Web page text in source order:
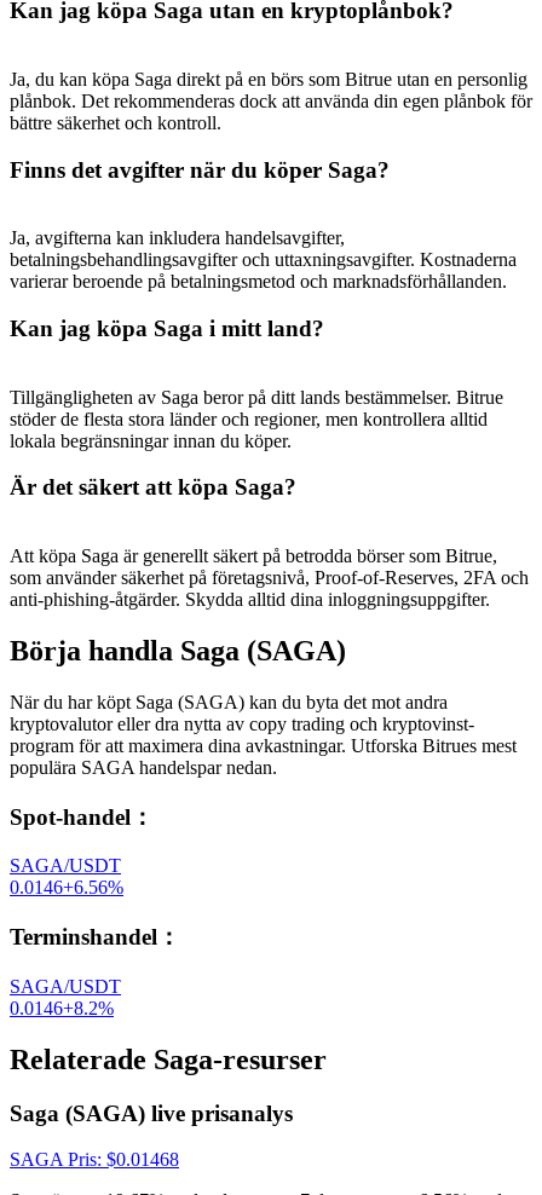
Kan jag köpa Saga utan en kryptoplånbok?
Ja, du kan köpa Saga direkt på en börs som Bitrue utan en personlig
plånbok. Det rekommenderas dock att använda din egen plånbok för
bättre säkerhet och kontroll.
Finns det avgifter när du köper Saga?
Ja, avgifterna kan inkludera handelsavgifter,
betalningsbehandlingsavgifter och uttaxningsavgifter. Kostnaderna
varierar beroende på betalningsmetod och marknadsförhållanden.
Kan jag köpa Saga i mitt land?
Tillgängligheten av Saga beror på ditt lands bestämmelser. Bitrue
stöder de flesta stora länder och regioner, men kontrollera alltid
lokala begränsningar innan du köper.
Är det säkert att köpa Saga?
Att köpa Saga är generellt säkert på betrodda börser som Bitrue,
som använder säkerhet på företagsnivå, Proof-of-Reserves, 2FA och
anti-phishing-åtgärder. Skydda alltid dina inloggningsuppgifter.
Börja handla Saga (SAGA)
När du har köpt Saga (SAGA) kan du byta det mot andra
kryptovalutor eller dra nytta av copy trading och kryptovinst-
program för att maximera dina avkastningar. Utforska Bitrues mest
populära SAGA handelspar nedan.
Spot-handel ：
SAGA/USDT
0.0146+6.56%
Terminshandel ：
SAGA/USDT
0.0146+8.2%
Relaterade Saga-resurser
Saga (SAGA) live prisanalys
SAGA Pris: $0.01468